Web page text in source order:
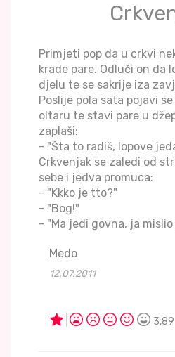
Primjeti pop da u crkvi
krade pare. Odluči on da
djelu te se sakrije iza
Poslije pola sata pojavi
oltaru te stavi pare u
zaplaši:
- "Šta to radiš, lopove
Crkvenjak se zaledi od
sebe i jedva promuca:
- "Kkko je tto?"
- "Bog!"
- "Ma jedi govna, ja mislio
Medo
12.07.2011
3,89